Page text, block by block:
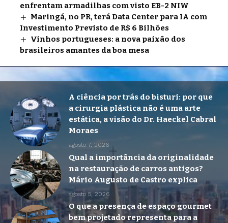
enfrentam armadilhas com visto EB-2 NIW
Maringá, no PR, terá Data Center para IA com
Investimento Previsto de R$ 6 Bilhões
Vinhos portugueses: a nova paixão dos
brasileiros amantes da boa mesa
A ciência por trás do bisturi: por que
a cirurgia plástica não é uma arte
estática, a visão do Dr. Haeckel Cabral
Moraes
agosto 7, 2026
Qual a importância da originalidade
na restauração de carros antigos?
Mário Augusto de Castro explica
agosto 5, 2026
O que a presença de espaço gourmet
bem projetado representa para a